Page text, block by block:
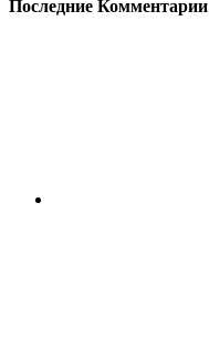
Последние Комментарии